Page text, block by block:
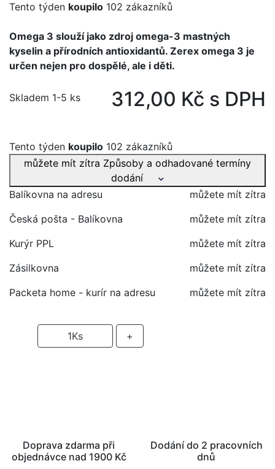
Tento týden koupilo 102 zákazníků
Omega 3 slouží jako zdroj omega-3 mastných
kyselin a přírodních antioxidantů. Zerex omega 3 je
určen nejen pro dospělé, ale i děti.
Skladem 1-5 ks 312,00 Kč s DPH
Tento týden koupilo 102 zákazníků
můžete mít zítra Způsoby a odhadované termíny
dodání
Balíkovna na adresu
můžete mít zítra
Česká pošta - Balíkovna
můžete mít zítra
Kurýr PPL
můžete mít zítra
Zásilkovna
můžete mít zítra
Packeta home - kurír na adresu
můžete mít zítra
1Ks +
Doprava zdarma při
objednávce nad 1900 Kč
Dodání do 2 pracovních
dnů